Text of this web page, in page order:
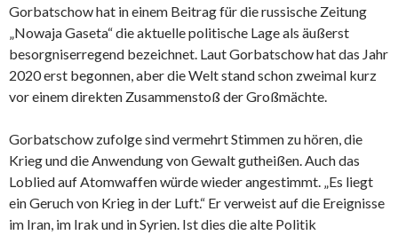
Gorbatschow hat in einem Beitrag für die russische Zeitung
„Nowaja Gaseta“ die aktuelle politische Lage als äußerst
besorgniserregend bezeichnet. Laut Gorbatschow hat das Jahr
2020 erst begonnen, aber die Welt stand schon zweimal kurz
vor einem direkten Zusammenstoß der Großmächte.
Gorbatschow zufolge sind vermehrt Stimmen zu hören, die
Krieg und die Anwendung von Gewalt gutheißen. Auch das
Loblied auf Atomwaffen würde wieder angestimmt. „Es liegt
ein Geruch von Krieg in der Luft.“ Er verweist auf die Ereignisse
im Iran, im Irak und in Syrien. Ist dies die alte Politik